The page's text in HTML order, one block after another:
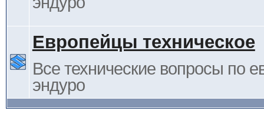
Европейцы техническое
Все технические вопросы по
эндуро